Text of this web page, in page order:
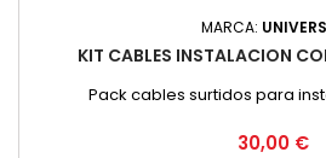
MARCA:
KIT CABLES INSTALACION
Pack cables surtidos para
Precio
30,00 €